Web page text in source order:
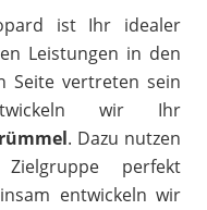
ist Ihr idealer
Leistungen in den
Seite vertreten sein
wir Ihr
. Dazu nutzen
perfekt
entwickeln wir